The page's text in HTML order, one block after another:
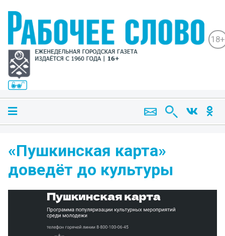
18+
«Пушкинская карта»
доведёт до культуры